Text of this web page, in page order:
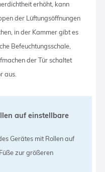
erhöht, kann
der Lüftungsöffnungen
in der Kammer gibt es
Befeuchtungsschale,
der Tür schaltet
aus.
auf einstellbare
Gerätes mit Rollen auf
zur größeren